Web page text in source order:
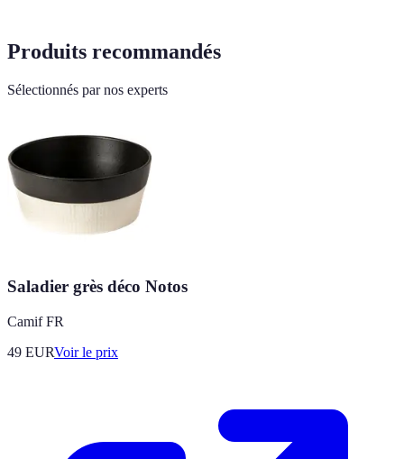
Produits recommandés
Sélectionnés par nos experts
Saladier grès déco Notos
Camif FR
49 EURVoir le prix